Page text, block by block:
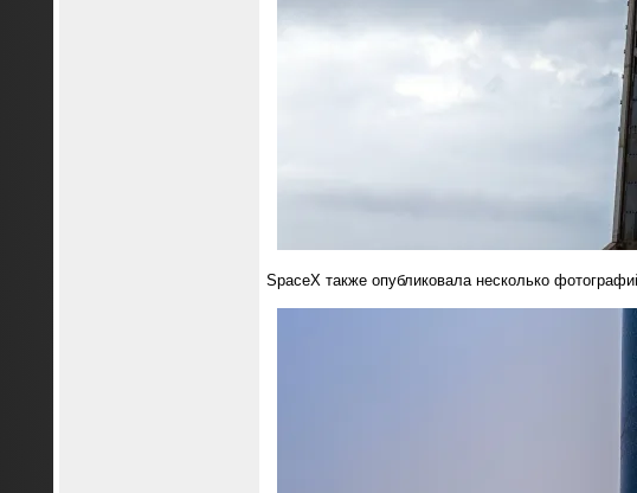
SpaceX также опубликовала несколько